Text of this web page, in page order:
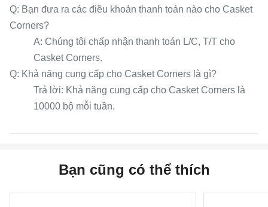
Q: Bạn đưa ra các điều khoản thanh toán nào cho Casket
Corners?
A: Chúng tôi chấp nhận thanh toán L/C, T/T cho
Casket Corners.
Q: Khả năng cung cấp cho Casket Corners là gì?
Trả lời: Khả năng cung cấp cho Casket Corners là
10000 bộ mỗi tuần.
Bạn cũng có thể thích